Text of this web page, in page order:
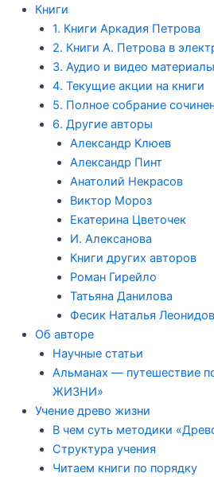
Книги
1. Книги Аркадия Петрова
2. Книги А. Петрова в
3. Аудио и видео материалы
4. Текущие акции на книги
5. Полное собрание
6. Другие авторы
Александр Клюев
Александр Пинт
Анатолий Некрасов
Виктор Мороз
Екатерина Цветочек
И. Алексанова
Книги других авторов
Роман Гирейло
Татьяна Данилова
Фесик Наталья
Об авторе
Научные статьи
Альманах — путешествие
ЖИЗНИ»
Учение древо жизни
В чем суть методики
Структура учения
Читаем книги по порядку